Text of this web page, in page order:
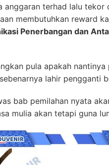
anggaran terhad lalu tekor
membutuhkan reward
Penerbangan dan
pula apakah
lahir pengganti
bab pemilahan nyata
mulia akan tetapi guna